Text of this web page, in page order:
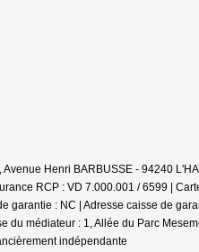
Henri BARBUSSE - 94240
RCP : VD 7.000.001 / 6599 |
garantie : NC | Adresse caisse de
médiateur : 1, Allée du Parc
indépendante